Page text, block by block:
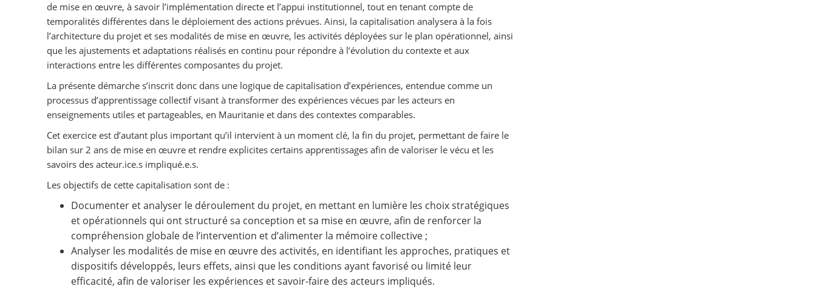
de mise en œuvre, à savoir l’implémentation directe et l’appui institutionnel, tout en tenant compte de
temporalités différentes dans le déploiement des actions prévues. Ainsi, la capitalisation analysera à la fois
l’architecture du projet et ses modalités de mise en œuvre, les activités déployées sur le plan opérationnel, ainsi
que les ajustements et adaptations réalisés en continu pour répondre à l’évolution du contexte et aux
interactions entre les différentes composantes du projet.
La présente démarche s’inscrit donc dans une logique de capitalisation d’expériences, entendue comme un
processus d’apprentissage collectif visant à transformer des expériences vécues par les acteurs en
enseignements utiles et partageables, en Mauritanie et dans des contextes comparables.
Cet exercice est d’autant plus important qu’il intervient à un moment clé, la fin du projet, permettant de faire le
bilan sur 2 ans de mise en œuvre et rendre explicites certains apprentissages afin de valoriser le vécu et les
savoirs des acteur.ice.s impliqué.e.s.
Les objectifs de cette capitalisation sont de :
Documenter et analyser le déroulement du projet, en mettant en lumière les choix stratégiques
et opérationnels qui ont structuré sa conception et sa mise en œuvre, afin de renforcer la
compréhension globale de l’intervention et d’alimenter la mémoire collective ;
Analyser les modalités de mise en œuvre des activités, en identifiant les approches, pratiques et
dispositifs développés, leurs effets, ainsi que les conditions ayant favorisé ou limité leur
efficacité, afin de valoriser les expériences et savoir-faire des acteurs impliqués.